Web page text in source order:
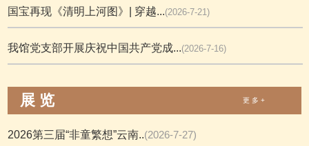
国宝再现《清明上河图》| 穿越...(2026-7-21)
我馆党支部开展庆祝中国共产党成...(2026-7-16)
展 览 更 多 +
2026第三届“非童繁想”云南..(2026-7-27)